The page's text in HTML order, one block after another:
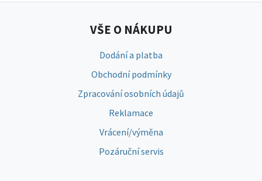
VŠE O NÁKUPU
Dodání a platba
Obchodní podmínky
Zpracování osobních údajů
Reklamace
Vrácení/výměna
Pozáruční servis